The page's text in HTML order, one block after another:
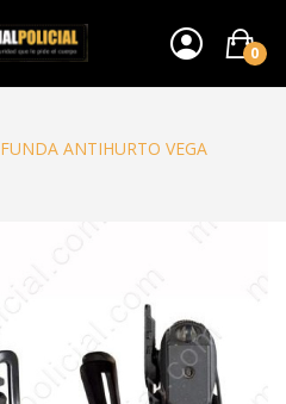
0
FUNDA ANTIHURTO VEGA